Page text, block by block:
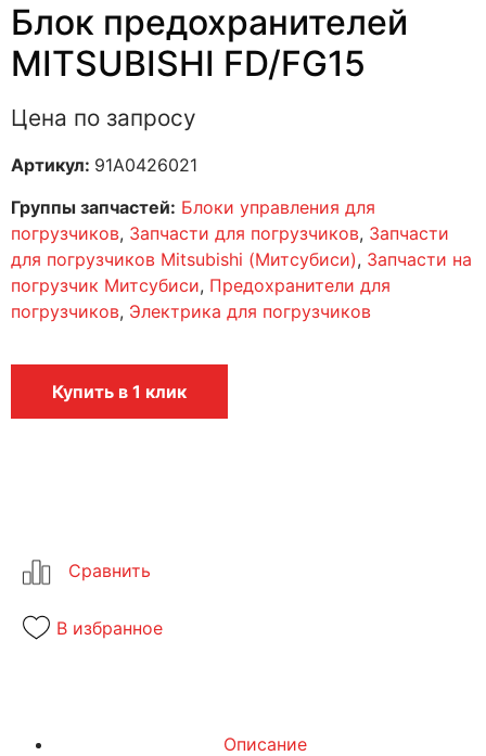
Блок предохранителей
MITSUBISHI FD/FG15
Цена по запросу
Артикул: 91A0426021
Группы запчастей: Блоки управления для
погрузчиков, Запчасти для погрузчиков, Запчасти
для погрузчиков Mitsubishi (Митсубиси), Запчасти на
погрузчик Митсубиси, Предохранители для
погрузчиков, Электрика для погрузчиков
Купить в 1 клик
В избранное
Описание